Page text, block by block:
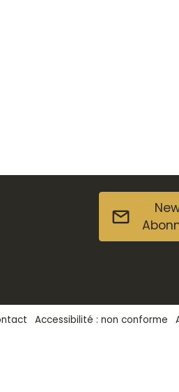
Accessibilité : non conforme